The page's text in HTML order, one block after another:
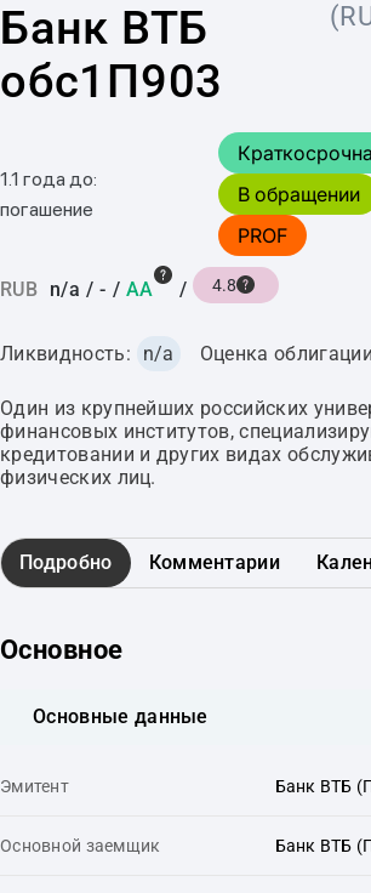
Банк ВТБ
обс1П903
1.1 года до:
погашение
В обращении
PROF
RUB n/a / - / AA / 4.8
Ликвидность: n/a Оценка
Один из крупнейших российских
финансовых институтов,
кредитовании и других видах
физических лиц.
Подробно Комментарии
Основное
Основные данные
Эмитент Банк ВТБ
Основной заемщик Банк ВТБ